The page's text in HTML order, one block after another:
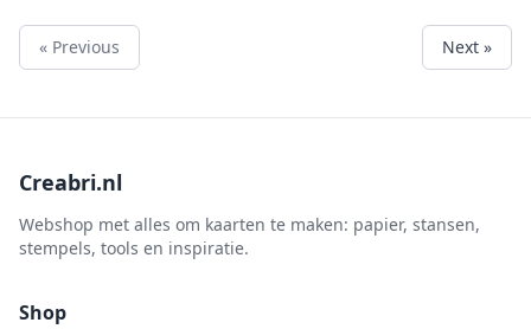
« Previous Next »
Creabri.nl
Webshop met alles om kaarten te maken: papier, stansen,
stempels, tools en inspiratie.
Shop